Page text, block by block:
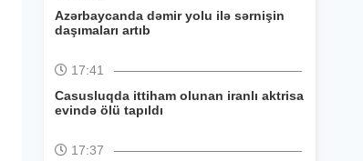
Azərbaycanda dəmir yolu ilə sərnişin
daşımaları artıb
17:41
Casusluqda ittiham olunan iranlı aktrisa
evində ölü tapıldı
17:37